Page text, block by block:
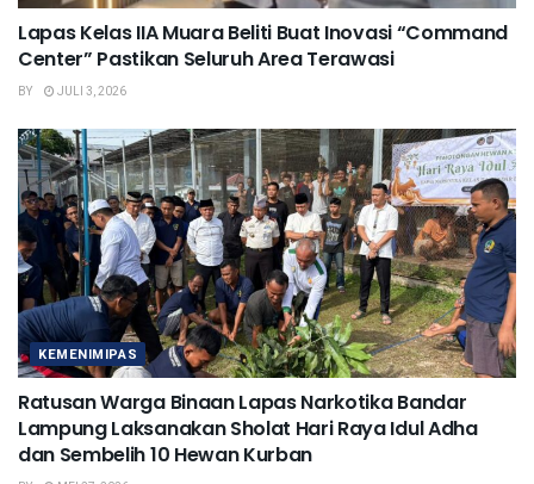
Lapas Kelas IIA Muara Beliti Buat Inovasi “Command
Center” Pastikan Seluruh Area Terawasi
BY JULI 3, 2026
KEMENIMIPAS
Ratusan Warga Binaan Lapas Narkotika Bandar
Lampung Laksanakan Sholat Hari Raya Idul Adha
dan Sembelih 10 Hewan Kurban